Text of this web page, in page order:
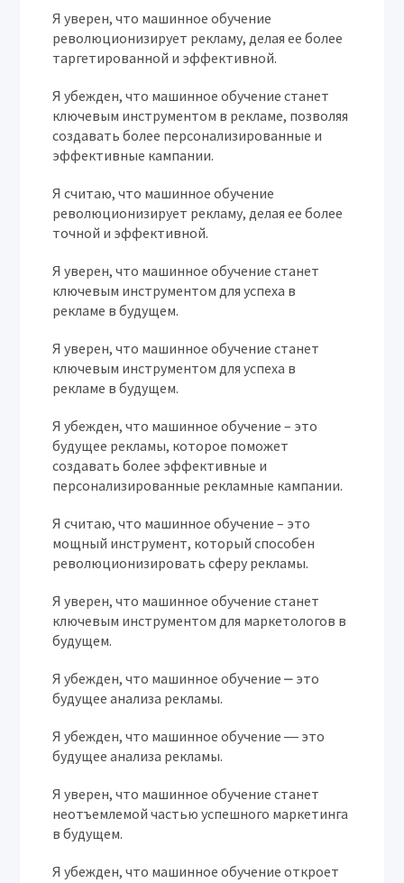
Я уверен, что машинное обучение
революционизирует рекламу, делая ее более
таргетированной и эффективной.
Я убежден, что машинное обучение станет
ключевым инструментом в рекламе, позволяя
создавать более персонализированные и
эффективные кампании.
Я считаю, что машинное обучение
революционизирует рекламу, делая ее более
точной и эффективной.
Я уверен, что машинное обучение станет
ключевым инструментом для успеха в
рекламе в будущем.
Я уверен, что машинное обучение станет
ключевым инструментом для успеха в
рекламе в будущем.
Я убежден, что машинное обучение – это
будущее рекламы, которое поможет
создавать более эффективные и
персонализированные рекламные кампании.
Я считаю, что машинное обучение – это
мощный инструмент, который способен
революционизировать сферу рекламы.
Я уверен, что машинное обучение станет
ключевым инструментом для маркетологов в
будущем.
Я убежден, что машинное обучение ⎼ это
будущее анализа рекламы.
Я убежден, что машинное обучение ― это
будущее анализа рекламы.
Я уверен, что машинное обучение станет
неотъемлемой частью успешного маркетинга
в будущем.
Я убежден, что машинное обучение откроет